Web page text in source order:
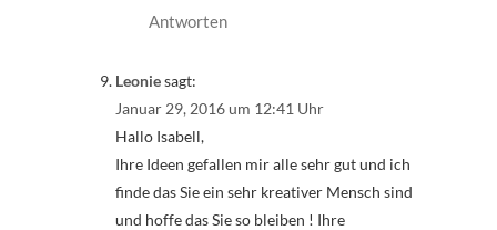
Antworten
Leoniesagt:
Januar 29, 2016 um 12:41 Uhr
Hallo Isabell,
Ihre Ideen gefallen mir alle sehr gut und ich
finde das Sie ein sehr kreativer Mensch sind
und hoffe das Sie so bleiben ! Ihre